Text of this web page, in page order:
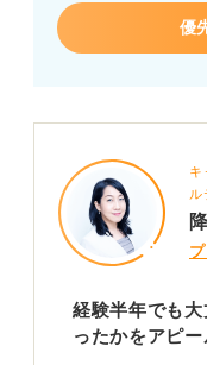
優
キ
ル
経験半年でも
ったかをアピー